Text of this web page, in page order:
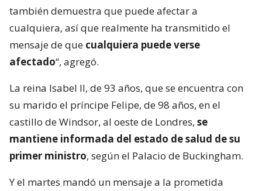
también demuestra que puede afectar a
cualquiera, así que realmente ha transmitido el
mensaje de que cualquiera puede verse
afectado“, agregó.
La reina Isabel II, de 93 años, que se encuentra con
su marido el príncipe Felipe, de 98 años, en el
castillo de Windsor, al oeste de Londres, se
mantiene informada del estado de salud de su
primer ministro, según el Palacio de Buckingham.
Y el martes mandó un mensaje a la prometida